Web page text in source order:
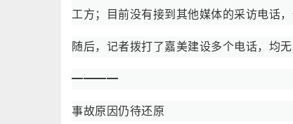
工方；目前没有接到其他媒体的采访电话
随后，记者拨打了嘉美建设多个电话，均无
━━━━
事故原因仍待还原